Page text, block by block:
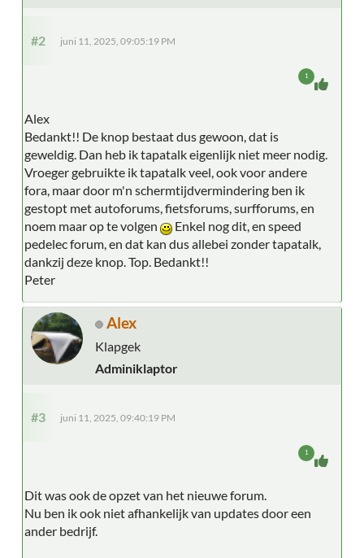
#2 juni 11, 2025, 09:05:19 PM
Alex
Bedankt!! De knop bestaat dus gewoon, dat is
geweldig. Dan heb ik tapatalk eigenlijk niet meer nodig.
Vroeger gebruikte ik tapatalk veel, ook voor andere
fora, maar door m'n schermtijdvermindering ben ik
gestopt met autoforums, fietsforums, surfforums, en
noem maar op te volgen
Enkel nog dit, en speed
pedelec forum, en dat kan dus allebei zonder tapatalk,
dankzij deze knop. Top. Bedankt!!
Peter
1
Alex
Klapgek
Adminiklaptor
#3 juni 11, 2025, 09:40:19 PM
Dit was ook de opzet van het nieuwe forum.
Nu ben ik ook niet afhankelijk van updates door een
ander bedrijf.
1